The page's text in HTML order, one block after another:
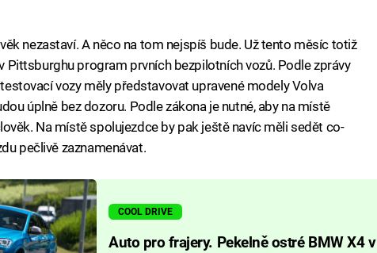
nezastaví. A něco na tom nejspíš bude. Už tento měsíc totiž
Pittsburghu program prvních bezpilotních vozů. Podle zprávy
vozy měly představovat upravené modely Volva
úplně bez dozoru. Podle zákona je nutné, aby na místě
Na místě spolujezdce by pak ještě navíc měli sedět co-
pečlivě zaznamenávat.
COOL DRIVE
Auto pro frajery. Pekelně ostré BMW X4 v